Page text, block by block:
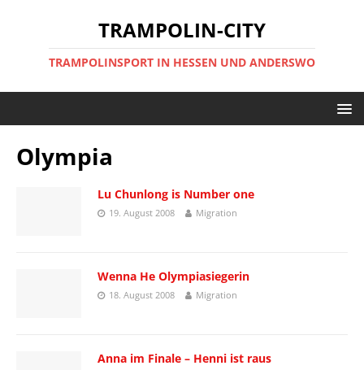
TRAMPOLIN-CITY
TRAMPOLINSPORT IN HESSEN UND ANDERSWO
Olympia
Lu Chunlong is Number one
19. August 2008 Migration
Wenna He Olympiasiegerin
18. August 2008 Migration
Anna im Finale – Henni ist raus